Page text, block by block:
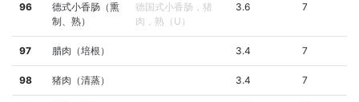
96
德式小香肠（熏
制、熟）
德国式小香肠，猪
肉，熟（U）
3.6 7
97 腊肉（培根） 3.4 7
98 猪肉（清蒸） 3.4 7